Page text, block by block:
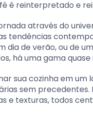
é reinterpretado e
através do
tendências
dia de verão, ou de
há uma gama
sua cozinha em
sem
e texturas, todos